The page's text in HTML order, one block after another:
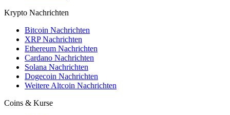
Krypto Nachrichten
Bitcoin Nachrichten
XRP Nachrichten
Ethereum Nachrichten
Cardano Nachrichten
Solana Nachrichten
Dogecoin Nachrichten
Weitere Altcoin Nachrichten
Coins & Kurse